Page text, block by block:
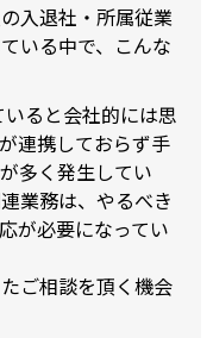
入退社・所属従業
いる中で、こんな
いると会社的には思
連携しておらず手
多く発生してい
業務は、やるべき
が必要になってい
ご相談を頂く機会